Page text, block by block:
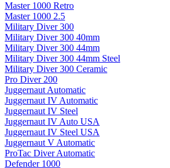
Master 1000 Retro
Master 1000 2.5
Military Diver 300
Military Diver 300 40mm
Military Diver 300 44mm
Military Diver 300 44mm Steel
Military Diver 300 Ceramic
Pro Diver 200
Juggernaut Automatic
Juggernaut IV Automatic
Juggernaut IV Steel
Juggernaut IV Auto USA
Juggernaut IV Steel USA
Juggernaut V Automatic
ProTac Diver Automatic
Defender 1000